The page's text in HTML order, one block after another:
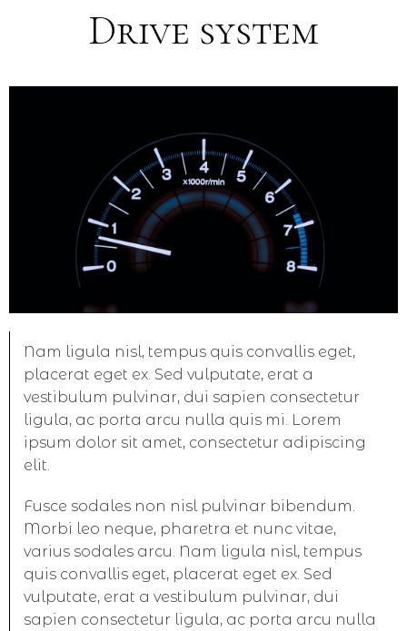
Drive system
Nam ligula nisl, tempus quis convallis eget,
placerat eget ex. Sed vulputate, erat a
vestibulum pulvinar, dui sapien consectetur
ligula, ac porta arcu nulla quis mi. Lorem
ipsum dolor sit amet, consectetur adipiscing
elit.
Fusce sodales non nisl pulvinar bibendum.
Morbi leo neque, pharetra et nunc vitae,
varius sodales arcu. Nam ligula nisl, tempus
quis convallis eget, placerat eget ex. Sed
vulputate, erat a vestibulum pulvinar, dui
sapien consectetur ligula, ac porta arcu nulla